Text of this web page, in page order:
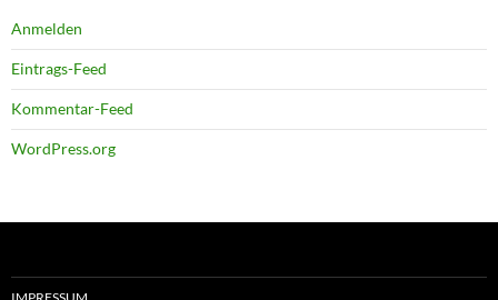
Anmelden
Eintrags-Feed
Kommentar-Feed
WordPress.org